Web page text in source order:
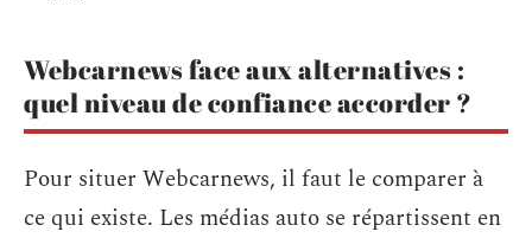
Webcarnews face aux alternatives :
quel niveau de confiance accorder ?
Pour situer Webcarnews, il faut le comparer à
ce qui existe. Les médias auto se répartissent en